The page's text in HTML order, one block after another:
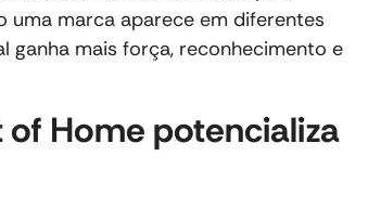
uma marca aparece em diferentes
ganha mais força, reconhecimento e
Home potencializa